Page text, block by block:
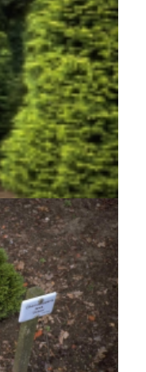
Pillar'